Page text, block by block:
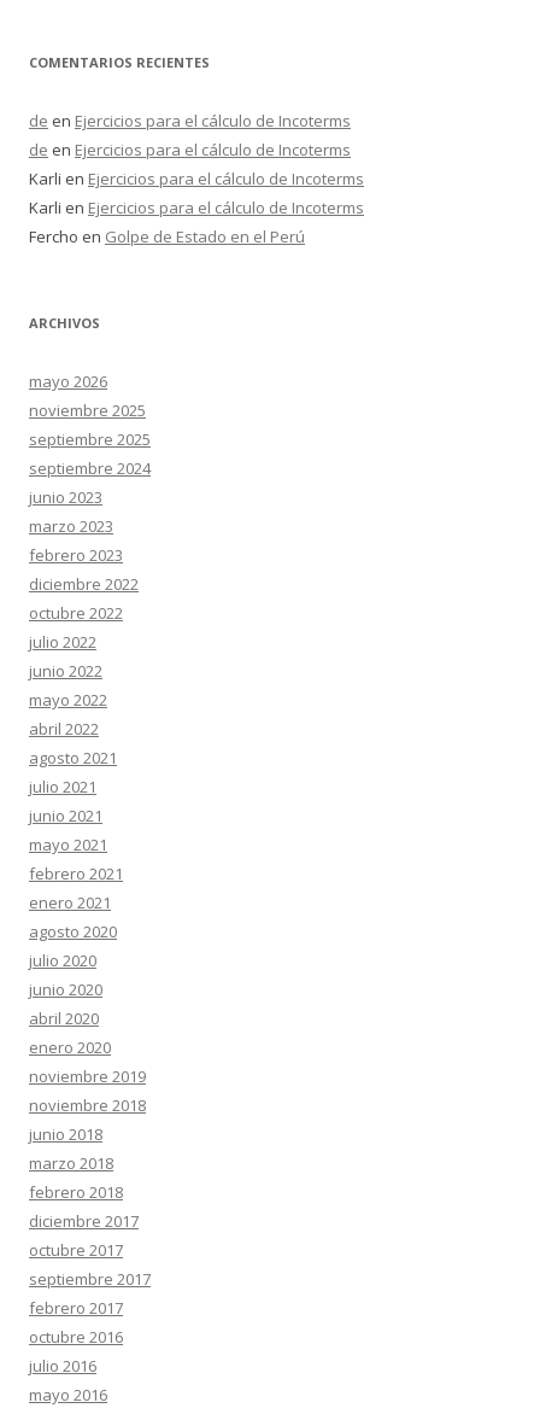
COMENTARIOS RECIENTES
de en Ejercicios para el cálculo de Incoterms
de en Ejercicios para el cálculo de Incoterms
Karli en Ejercicios para el cálculo de Incoterms
Karli en Ejercicios para el cálculo de Incoterms
Fercho en Golpe de Estado en el Perú
ARCHIVOS
mayo 2026
noviembre 2025
septiembre 2025
septiembre 2024
junio 2023
marzo 2023
febrero 2023
diciembre 2022
octubre 2022
julio 2022
junio 2022
mayo 2022
abril 2022
agosto 2021
julio 2021
junio 2021
mayo 2021
febrero 2021
enero 2021
agosto 2020
julio 2020
junio 2020
abril 2020
enero 2020
noviembre 2019
noviembre 2018
junio 2018
marzo 2018
febrero 2018
diciembre 2017
octubre 2017
septiembre 2017
febrero 2017
octubre 2016
julio 2016
mayo 2016